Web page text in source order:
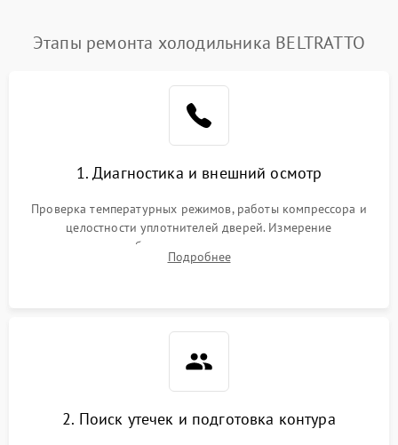
Этапы ремонта холодильника BELTRATTO
1. Диагностика и внешний осмотр
Проверка температурных режимов, работы компрессора и
целостности уплотнителей дверей. Измерение
сопротивления обмоток мотора, проверка термостата и
считывание кодов ошибок с электронного дисплея.
Подробнее
2. Поиск утечек и подготовка контура